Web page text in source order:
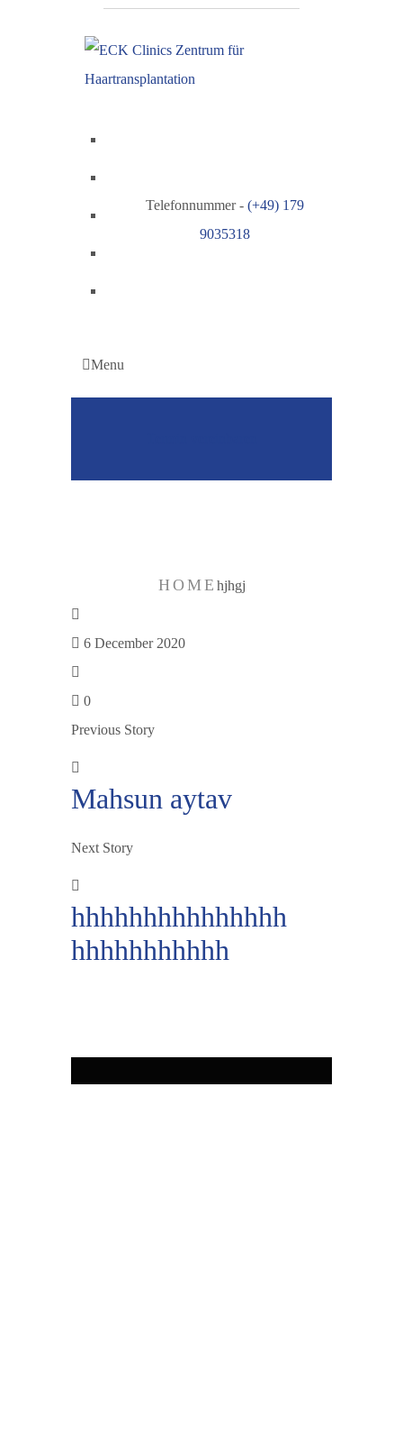
Telefonnummer - (+49) 179
9035318
Menu
HOME hjhgj
6 December 2020
0
Previous Story
Mahsun aytav
Next Story
hhhhhhhhhhhhhhh
hhhhhhhhhhh